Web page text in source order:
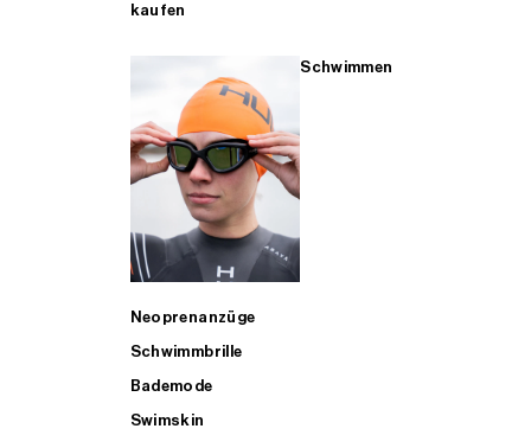
kaufen
Schwimmen
Neoprenanzüge
Schwimmbrille
Bademode
Swimskin